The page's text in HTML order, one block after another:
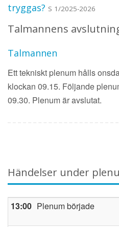
tryggas? S 1/2025-2026
Talmannens
Talmannen
Ett tekniskt plenum hålls
klockan 09.15. Följande
09.30. Plenum är avslutat.
Händelser under
13:00 Plenum började